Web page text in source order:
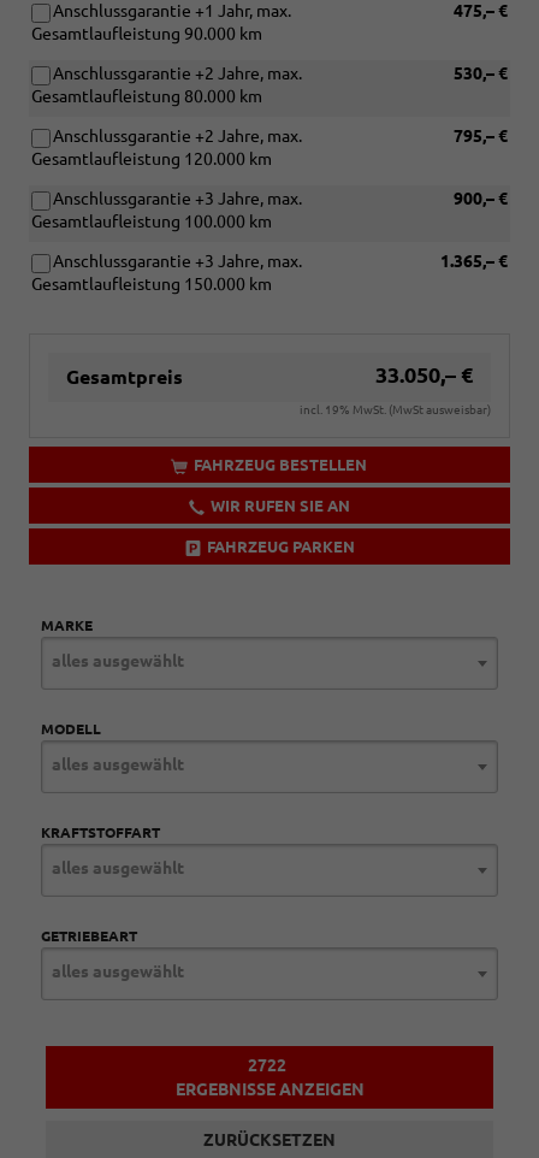
475,– €
Anschlussgarantie +1 Jahr, max.
Gesamtlaufleistung 90.000 km
530,– €
Anschlussgarantie +2 Jahre, max.
Gesamtlaufleistung 80.000 km
795,– €
Anschlussgarantie +2 Jahre, max.
Gesamtlaufleistung 120.000 km
900,– €
Anschlussgarantie +3 Jahre, max.
Gesamtlaufleistung 100.000 km
1.365,– €
Anschlussgarantie +3 Jahre, max.
Gesamtlaufleistung 150.000 km
Gesamtpreis 33.050,– €
incl. 19% MwSt. (MwSt ausweisbar)
FAHRZEUG BESTELLEN
WIR RUFEN SIE AN
FAHRZEUG PARKEN
MARKE
alles ausgewählt
MODELL
alles ausgewählt
KRAFTSTOFFART
alles ausgewählt
GETRIEBEART
alles ausgewählt
2722
ERGEBNISSE ANZEIGEN
ZURÜCKSETZEN